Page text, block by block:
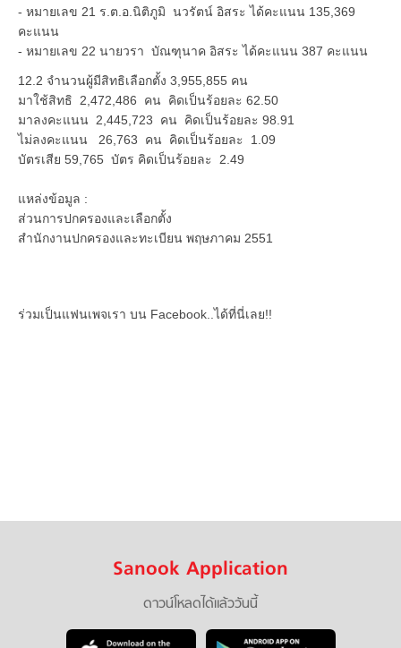
- หมายเลข 21 ร.ต.อ.นิติภูมิ นวรัตน์ อิสระ ได้คะแนน 135,369
คะแนน
- หมายเลข 22 นายวรา บัณฑุนาค อิสระ ได้คะแนน 387 คะแนน
12.2 จำนวนผู้มีสิทธิเลือกตั้ง 3,955,855 คน
มาใช้สิทธิ 2,472,486 คน คิดเป็นร้อยละ 62.50
มาลงคะแนน 2,445,723 คน คิดเป็นร้อยละ 98.91
ไม่ลงคะแนน 26,763 คน คิดเป็นร้อยละ 1.09
บัตรเสีย 59,765 บัตร คิดเป็นร้อยละ 2.49
แหล่งข้อมูล :
ส่วนการปกครองและเลือกตั้ง
สำนักงานปกครองและทะเบียน พฤษภาคม 2551
ร่วมเป็นแฟนเพจเรา บน Facebook..ได้ที่นี่เลย!!
Sanook Application
ดาวน์โหลดได้แล้ววันนี้